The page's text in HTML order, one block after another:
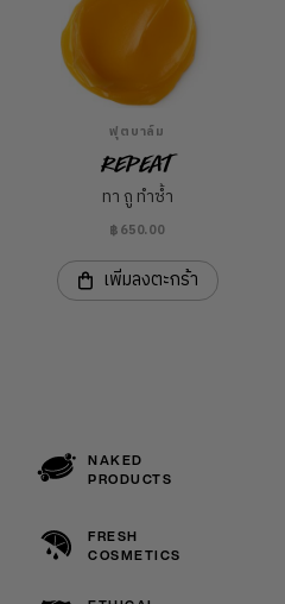
ฟุตบาล์ม
Repeat
ทา ถู ทำซ้ำ
฿650.00
เพิ่มลงตะกร้า
NAKED
PRODUCTS
FRESH
COSMETICS